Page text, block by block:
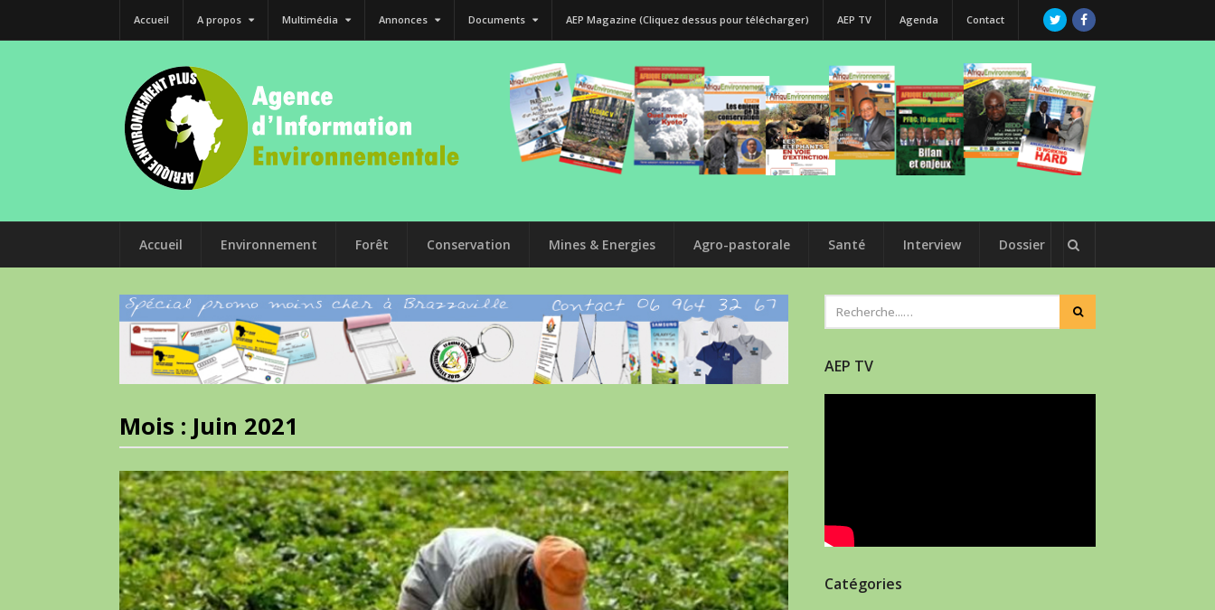
Accueil A propos Multimédia Annonces Documents AEP Magazine (Cliquez dessus pour télécharger) AEP TV Agenda Contact
Accueil Environnement Forêt Conservation Mines & Energies Agro-pastorale Santé Interview Dossier
Mois : Juin 2021
AEP TV
Catégories